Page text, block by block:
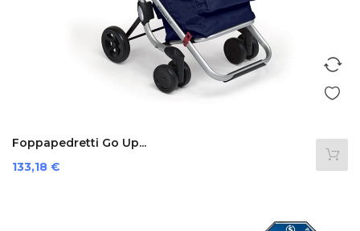
Foppapedretti Go Up...
Preis
133,18 €